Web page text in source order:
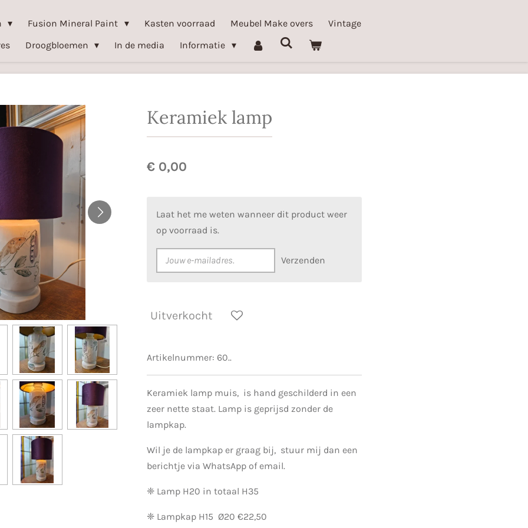
Fusion Mineral Paint Kasten voorraad Meubel Make overs
Vintage
Droogbloemen In de media Informatie
Keramiek lamp
€ 0,00
Laat het me weten wanneer dit product weer
op voorraad is.
Verzenden
Uitverkocht
Artikelnummer: 60..
Keramiek lamp muis, is hand geschilderd in een
zeer nette staat. Lamp is geprijsd zonder de
lampkap.
Wil je de lampkap er graag bij, stuur mij dan een
berichtje via WhatsApp of email.
❈ Lamp H20 in totaal H35
❈ Lampkap H15 Ø20 €22,50